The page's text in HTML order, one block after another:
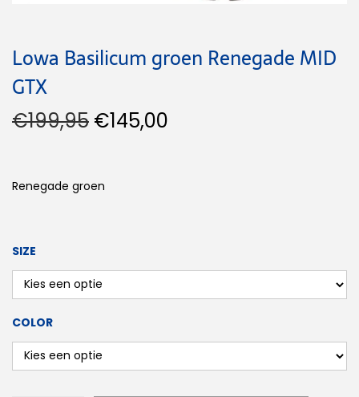
Lowa Basilicum groen Renegade MID
GTX
€199,95 €145,00
Renegade groen
SIZE
COLOR